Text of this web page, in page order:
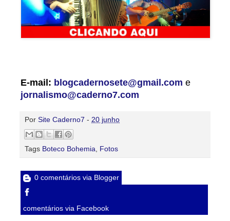
E-mail: blogcadernosete@gmail.com e
jornalismo@caderno7.com
Por Site Caderno7 - 20 junho
Tags Boteco Bohemia Fotos
0 comentários via Blogger
comentários via Facebook